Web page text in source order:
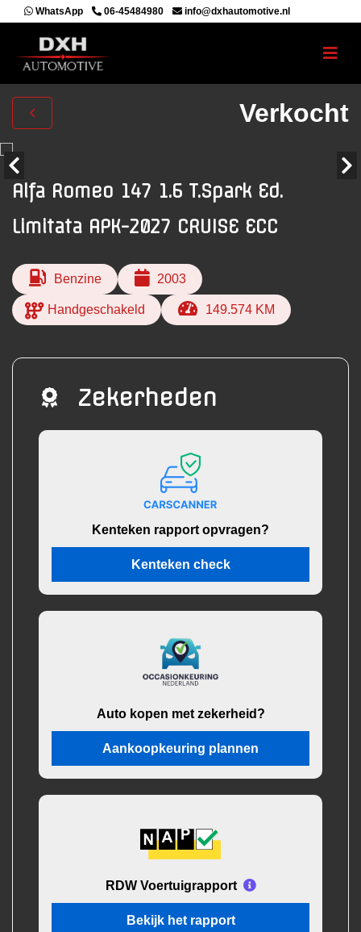
WhatsApp 06-45484980 info@dxhautomotive.nl
Verkocht
Alfa Romeo 147 1.6 T.Spark Ed.
Limitata APK-2027 CRUISE ECC
Benzine 2003
Handgeschakeld 149.574 KM
Zekerheden
Kenteken rapport opvragen?
Kenteken check
Auto kopen met zekerheid?
Aankoopkeuring plannen
RDW Voertuigrapport
Bekijk het rapport